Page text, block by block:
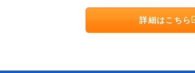
詳細はこちら